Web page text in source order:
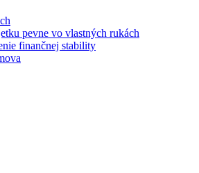
pevne vo vlastných rukách
finančnej stability